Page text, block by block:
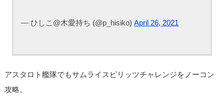
— ひしこ@木愛持ち (@p_hisiko)April 26, 2021
アスタロト艦隊でもサムライスピリッツチャレンジをノーコン
攻略。